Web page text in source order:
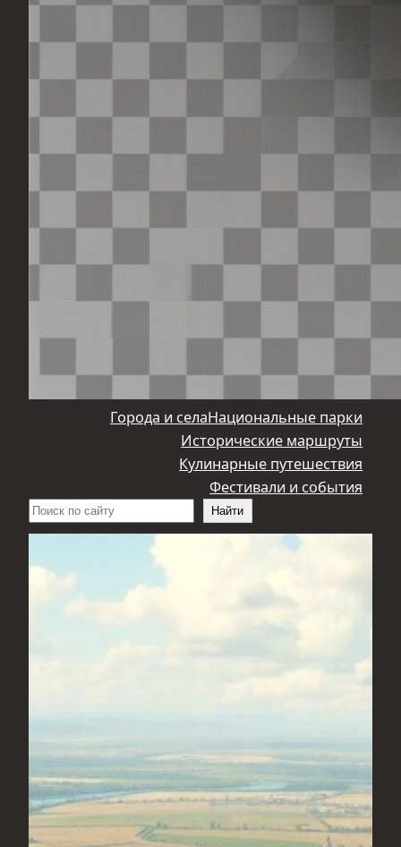
Города и селаНациональные парки
Исторические маршруты
Кулинарные путешествия
Фестивали и события
Поиск
Найти